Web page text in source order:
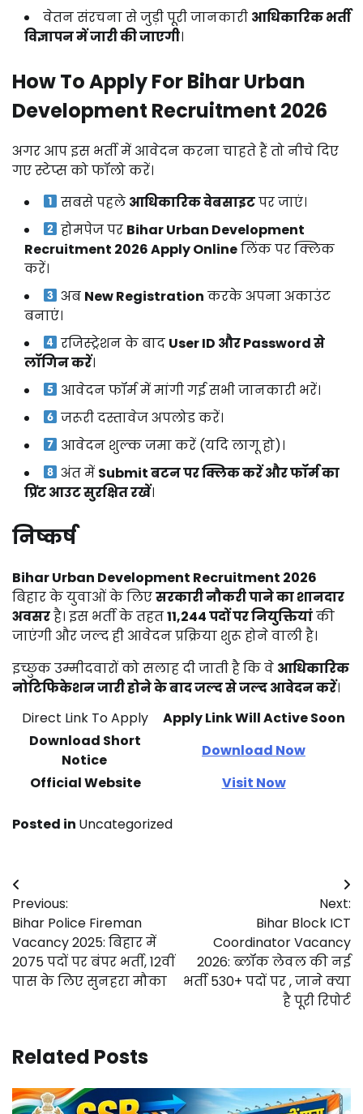
वेतन संरचना से जुड़ी पूरी जानकारी आधिकारिक भर्ती
विज्ञापन में जारी की जाएगी।
How To Apply For Bihar Urban
Development Recruitment 2026
अगर आप इस भर्ती में आवेदन करना चाहते हैं तो नीचे दिए
गए स्टेप्स को फॉलो करें।
सबसे पहले आधिकारिक वेबसाइटपर जाएं।
होमपेज पर Bihar Urban Development
Recruitment 2026 Apply Onlineलिंक पर क्लिक
करें।
अब New Registration करके अपना अकाउंट
बनाएं।
रजिस्ट्रेशन के बाद User ID और Password से
लॉगिन करें।
आवेदन फॉर्म में मांगी गई सभी जानकारी भरें।
जरूरी दस्तावेज अपलोड करें।
आवेदन शुल्क जमा करें (यदि लागू हो)।
अंत में Submit बटन पर क्लिक करें और फॉर्म का
प्रिंट आउट सुरक्षित रखें।
निष्कर्ष
Bihar Urban Development Recruitment 2026
बिहार के युवाओं के लिएसरकारी नौकरी पाने का शानदार
अवसरहै। इस भर्ती के तहत11,244 पदों पर नियुक्तियांकी
जाएंगी और जल्द ही आवेदन प्रक्रिया शुरू होने वाली है।
इच्छुक उम्मीदवारों को सलाह दी जाती है कि वे आधिकारिक
नोटिफिकेशन जारी होने के बाद जल्द से जल्द आवेदन करें।
Direct Link To Apply
Apply Link Will Active Soon
Download Short
Notice
Download Now
Official Website
Visit Now
Posted in Uncategorized
Post
navigation
Previous:
Bihar Police Fireman
Vacancy 2025: बिहार में
2075 पदों पर बंपर भर्ती, 12वीं
पास के लिए सुनहरा मौका
Next:
Bihar Block ICT
Coordinator Vacancy
2026: ब्लॉक लेवल की नई
भर्ती 530+ पदों पर , जाने क्या
है पूरी रिपोर्ट
Related Posts